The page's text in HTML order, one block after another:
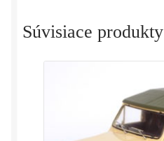
1:24
Súvisiace produkty